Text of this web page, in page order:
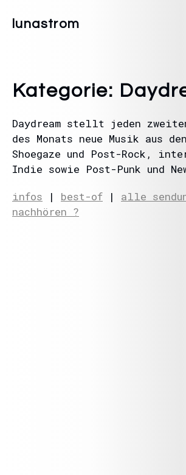
lunastrom
Kategorie:
Daydream stellt jeden
des Monats neue Musik aus
Shoegaze und Post-Rock,
Indie sowie Post-Punk und
infos | best-of | alle
nachhören ?